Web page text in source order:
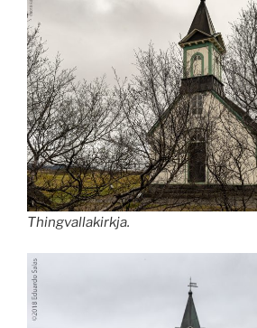
Thingvallakirkja.